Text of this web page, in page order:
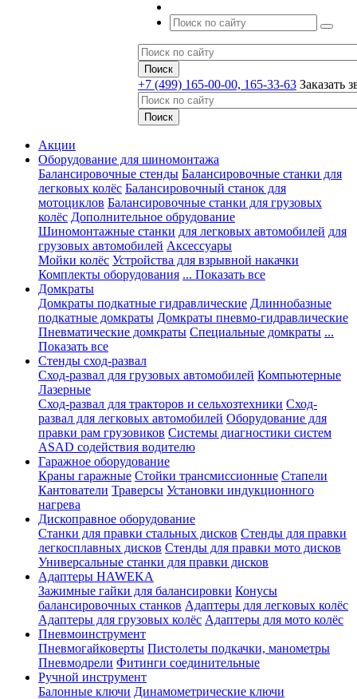
+7 (499) 165-00-00, 165-33-63 Заказать
Акции
Оборудование для шиномонтажа
Балансировочные стенды Балансировочные станки для
легковых колёс Балансировочный станок для
мотоциклов Балансировочные станки для грузовых
колёс Дополнительное обрудование
Шиномонтажные станки для легковых автомобилей для
грузовых автомобилей Аксессуары
Мойки колёс Устройства для взрывной накачки
Комплекты оборудования ... Показать все
Домкраты
Домкраты подкатные гидравлические Длиннобазные
подкатные домкраты Домкраты пневмо-гидравлические
Пневматические домкраты Специальные домкраты ...
Показать все
Стенды сход-развал
Сход-развал для грузовых автомобилей Компьютерные
Лазерные
Сход-развал для тракторов и сельхозтехники Сход-
развал для легковых автомобилей Оборудование для
правки рам грузовиков Системы диагностики систем
ASAD содействия водителю
Гаражное оборудование
Краны гаражные Стойки трансмиссионные Стапели
Кантователи Траверсы Установки индукционного
нагрева
Дископравное оборудование
Станки для правки стальных дисков Стенды для правки
легкосплавных дисков Стенды для правки мото дисков
Универсальные станки для правки дисков
Адаптеры HAWEKA
Зажимные гайки для балансировки Конусы
балансировочных станков Адаптеры для легковых колёс
Адаптеры для грузовых колёс Адаптеры для мото колёс
Пневмоинструмент
Пневмогайковерты Пистолеты подкачки, манометры
Пневмодрели Фитинги соединительные
Ручной инструмент
Балонные ключи Динамометрические ключи